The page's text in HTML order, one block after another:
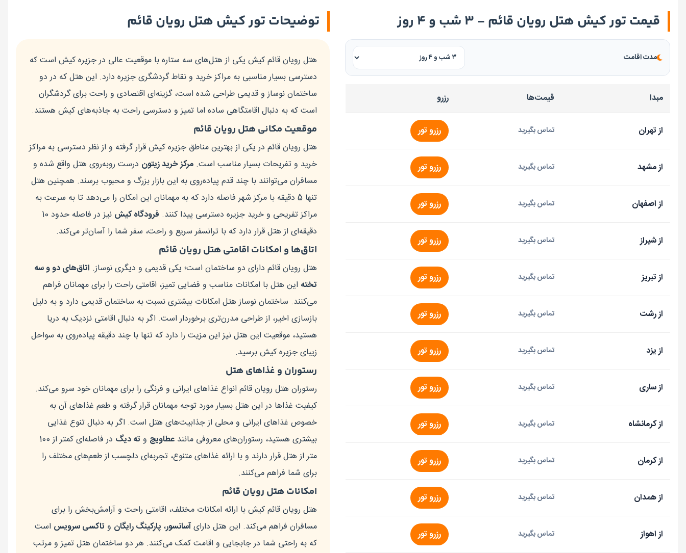
قیمت تور کیش هتل رویان قائم - ۳ شب و ۴ روز
مدت اقامت
مبدا قیمت‌ها رزرو
از تهران تماس بگیرید رزرو تور
از مشهد تماس بگیرید رزرو تور
از اصفهان تماس بگیرید رزرو تور
از شیراز تماس بگیرید رزرو تور
از تبریز تماس بگیرید رزرو تور
از رشت تماس بگیرید رزرو تور
از یزد تماس بگیرید رزرو تور
از ساری تماس بگیرید رزرو تور
از کرمانشاه تماس بگیرید رزرو تور
از کرمان تماس بگیرید رزرو تور
از همدان تماس بگیرید رزرو تور
از اهواز تماس بگیرید رزرو تور
توضیحات تور کیش هتل رویان قائم
هتل رویان قائم کیش یکی از هتل‌های سه ستاره با موقعیت عالی در جزیره کیش است که
دسترسی بسیار مناسبی به مراکز خرید و نقاط گردشگری جزیره دارد. این هتل که در دو
ساختمان نوساز و قدیمی طراحی شده است، گزینه‌ای اقتصادی و راحت برای گردشگران
است که به دنبال اقامتگاهی ساده اما تمیز و دسترسی راحت به جاذبه‌های کیش هستند.
موقعیت مکانی هتل رویان قائم
هتل رویان قائم در یکی از بهترین مناطق جزیره کیش قرار گرفته و از نظر دسترسی به مراکز
خرید و تفریحات بسیار مناسب است. مرکز خرید زیتون درست روبه‌روی هتل واقع شده و
مسافران می‌توانند با چند قدم پیاده‌روی به این بازار بزرگ و محبوب برسند. همچنین هتل
تنها 5 دقیقه با مرکز شهر فاصله دارد که به مهمانان این امکان را می‌دهد تا به سرعت به
مراکز تفریحی و خرید جزیره دسترسی پیدا کنند. فرودگاه کیش
نیز در فاصله حدود 10
دقیقه‌ای از هتل قرار دارد که با ترانسفر سریع و راحت، سفر شما را آسان‌تر می‌کند.
اتاق‌ها و امکانات اقامتی هتل رویان قائم
هتل رویان قائم دارای دو ساختمان است؛ یکی قدیمی و دیگری نوساز. اتاق‌های دو و سه
تخته این هتل با امکانات مناسب و فضایی تمیز، اقامتی راحت را برای مهمانان فراهم
می‌کنند. ساختمان نوساز هتل امکانات بیشتری نسبت به ساختمان قدیمی دارد و به دلیل
بازسازی اخیر، از طراحی مدرن‌تری برخوردار است. اگر به دنبال اقامتی نزدیک به دریا
هستید، موقعیت این هتل نیز این مزیت را دارد که تنها با چند دقیقه پیاده‌روی به سواحل
زیبای جزیره کیش برسید.
رستوران و غذاهای هتل
رستوران هتل رویان قائم انواع غذاهای ایرانی و فرنگی را برای مهمانان خود سرو می‌کند.
کیفیت غذاها در این هتل بسیار مورد توجه مهمانان قرار گرفته و طعم غذاهای آن به
خصوص غذاهای ایرانی و محلی از جذابیت‌های هتل است. اگر به دنبال تنوع غذایی
بیشتری هستید، رستوران‌های معروفی مانند عطاویچ و ته دیگ
در فاصله‌ای کمتر از 100
متر از هتل قرار دارند و با ارائه غذاهای متنوع، تجربه‌ای دلچسب از طعم‌های مختلف را
برای شما فراهم می‌کنند.
امکانات هتل رویان قائم
هتل رویان قائم کیش با ارائه امکانات مختلف، اقامتی راحت و آرامش‌بخش را برای
مسافران فراهم می‌کند. این هتل دارایآسانسور، پارکینگ رایگان و تاکسی سرویس است
که به راحتی شما در جابجایی و اقامت کمک می‌کنند. هر دو ساختمان هتل تمیز و مرتب